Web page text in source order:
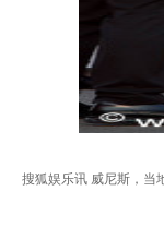
搜狐娱乐讯 威尼斯，当